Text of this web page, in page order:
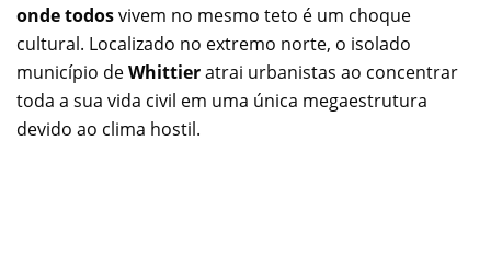
onde todosvivem no mesmo teto é um choque
cultural. Localizado no extremo norte, o isolado
município deWhittieratrai urbanistas ao concentrar
toda a sua vida civil em uma única megaestrutura
devido ao clima hostil.